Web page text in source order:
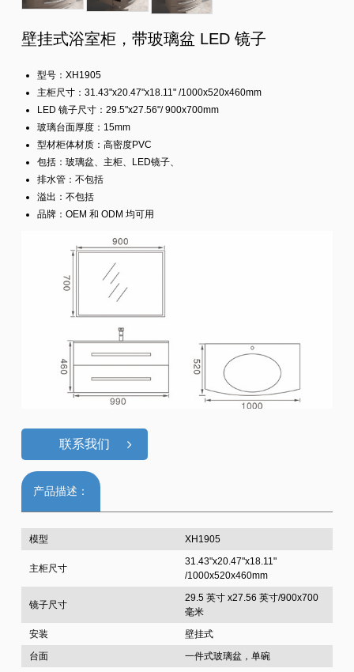
壁挂式浴室柜，带玻璃盆 LED 镜子
型号：XH1905
主柜尺寸：31.43"x20.47"x18.11" /1000x520x460mm
LED 镜子尺寸：29.5"x27.56"/ 900x700mm
玻璃台面厚度：15mm
型材柜体材质：高密度PVC
包括：玻璃盆、主柜、LED镜子、
排水管：不包括
溢出：不包括
品牌：OEM 和 ODM 均可用
联系我们
产品描述：
模型 XH1905
主柜尺寸
31.43"x20.47"x18.11"
/1000x520x460mm
镜子尺寸
29.5 英寸 x27.56 英寸/900x700
毫米
安装
壁挂式
台面
一件式玻璃盆，单碗